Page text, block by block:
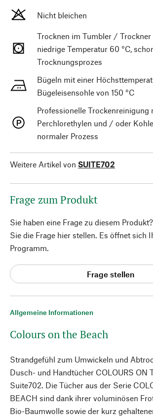
Allgemeine Informationen
Colours on the Beach
Strandgefühl zum Umwickeln und
Dusch- und Handtücher COLOURS ON
Suite702. Die Tücher aus der Serie
BEACH sind dank ihrer voluminösen
Bio-Baumwolle sowie der kurz
Nicht bleichen
Trocknen im Tumbler / Trockner
niedrige Temperatur 60 °C,
Trocknungsprozes
Bügeln mit einer
Bügeleisensohle von 150 °C
Professionelle Trockenreinigung
Perchlorethylen und / oder
normaler Prozess
Weitere Artikel von SUITE702
Frage zum Produkt
Sie haben eine Frage zu diesem
Sie die Frage hier stellen. Es öffnet sich
Programm.
Frage stellen